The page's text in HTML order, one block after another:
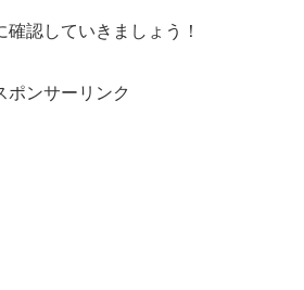
認していきましょう！
ポンサーリンク